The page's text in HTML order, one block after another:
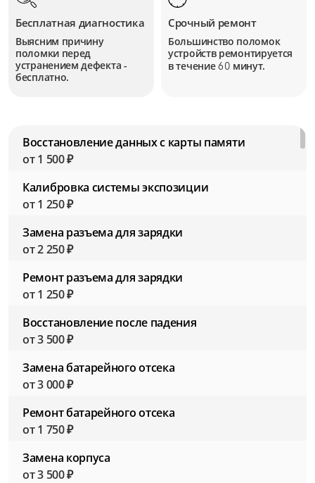
Бесплатная диагностика
Выясним причину
поломки перед
устранением дефекта -
бесплатно.
Срочный ремонт
Большинство поломок
устройств ремонтируется
в течение60 минут.
Восстановление данных с карты памяти
от 1 500 ₽
Калибровка системы экспозиции
от 1 250 ₽
Замена разъема для зарядки
от 2 250 ₽
Ремонт разъема для зарядки
от 1 250 ₽
Восстановление после падения
от 3 500 ₽
Замена батарейного отсека
от 3 000 ₽
Ремонт батарейного отсека
от 1 750 ₽
Замена корпуса
от 3 500 ₽